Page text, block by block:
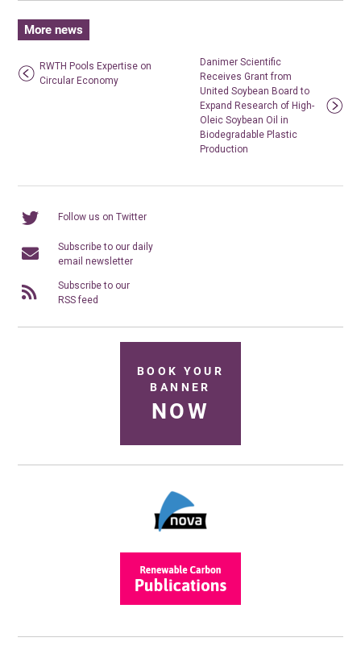
More news
RWTH Pools Expertise on
Circular Economy
Danimer Scientific
Receives Grant from
United Soybean Board to
Expand Research of High-
Oleic Soybean Oil in
Biodegradable Plastic
Production
Follow us on Twitter
Subscribe to our daily
email newsletter
Subscribe to our
RSS feed
BOOK YOUR
BANNER
NOW